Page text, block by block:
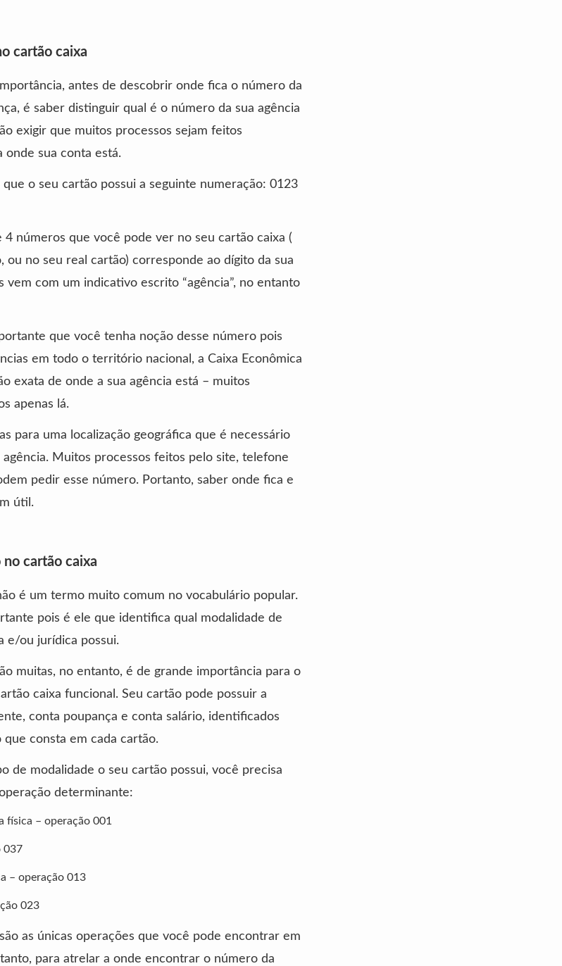
cartão caixa
antes de descobrir onde fica o número da
é saber distinguir qual é o número da sua agência
exigir que muitos processos sejam feitos
onde sua conta está.
o seu cartão possui a seguinte numeração: 0123
números que você pode ver no seu cartão caixa (
ou no seu real cartão) corresponde ao dígito da sua
vem com um indicativo escrito “agência”, no entanto
que você tenha noção desse número pois
em todo o território nacional, a Caixa Econômica
exata de onde a sua agência está – muitos
apenas lá.
para uma localização geográfica que é necessário
Muitos processos feitos pelo site, telefone
pedir esse número. Portanto, saber onde fica e
útil.
no cartão caixa
é um termo muito comum no vocabulário popular.
pois é ele que identifica qual modalidade de
e/ou jurídica possui.
muitas, no entanto, é de grande importância para o
caixa funcional. Seu cartão pode possuir a
conta poupança e conta salário, identificados
consta em cada cartão.
de modalidade o seu cartão possui, você precisa
determinante:
física – operação 001
037
– operação 013
023
as únicas operações que você pode encontrar em
para atrelar a onde encontrar o número da